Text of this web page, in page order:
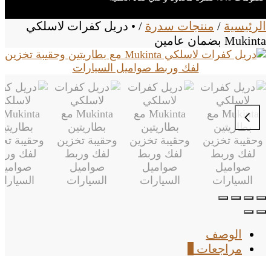
الرئيسية / منتجات سدرة / • دريل كفرات لاسلكي
Mukinta بضمان عامين
الوصف
مراجعات